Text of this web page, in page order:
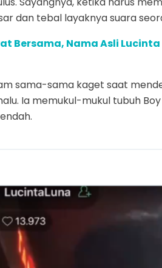
dan tebal layaknya suara
Bersama, Nama Asli
sama-sama kaget saat
Ia memukul-mukul tubuh